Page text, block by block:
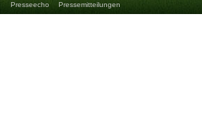
Presseecho Pressemitteilungen